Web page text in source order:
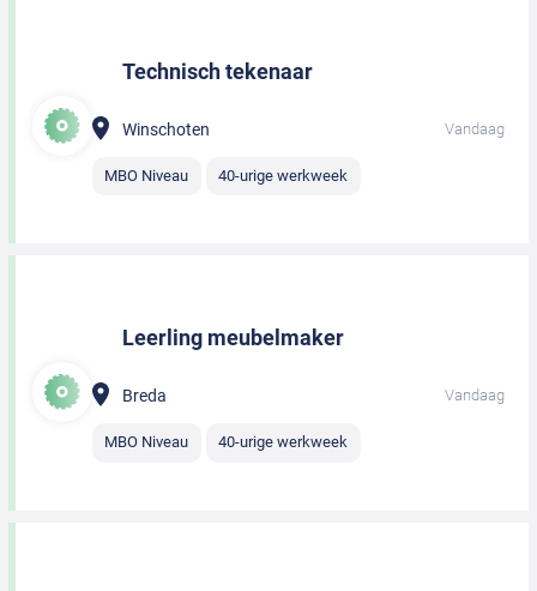
Technisch tekenaar
Winschoten Vandaag
MBO Niveau 40-urige werkweek
Leerling meubelmaker
Breda Vandaag
MBO Niveau 40-urige werkweek